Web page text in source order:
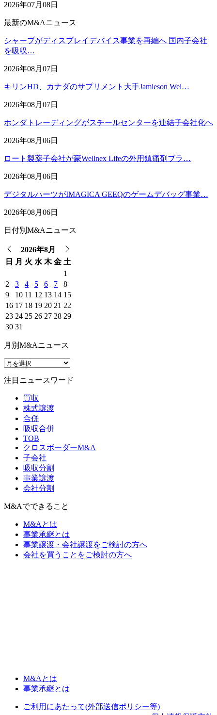
2026年07月08日
最新のM&Aニュース
シャープがディスプレイデバイス事業を再編へ 国内子会社
を吸収…
2026年08月07日
キリンHD、カナダのサプリメント大手Jamieson Wel…
2026年08月07日
ホンダトレーディングがスチールセンターを連結子会社化へ
2026年08月06日
ロート製薬子会社が豪Wellnex Lifeの外用鎮痛剤ブラ…
2026年08月06日
デジタルハーツがIMAGICA GEEQのゲームデバッグ事業…
2026年08月06日
日付別M&Aニュース
2026年8月
日
月 火 水 木 金 土
1
2
3 4 5 6 7
8
9
10 11 12 13 14 15
16 17 18 19 20 21 22
23 24 25 26 27 28 29
30 31
月別M&Aニュース
注目ニュースワード
買収
株式譲渡
合併
吸収合併
TOB
クロスボーダーM&A
子会社
吸収分割
事業譲渡
会社分割
M&Aでできること
M&Aとは
事業承継とは
事業譲渡・会社譲渡をご検討の方へ
会社を買うことをご検討の方へ
M&Aとは
事業承継とは
ご利用にあたって(外部送信ポリシー等)